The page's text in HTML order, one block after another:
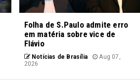
Folha de S.Paulo admite erro
em matéria sobre vice de
Flávio
Notícias de Brasília
Aug 07,
2026